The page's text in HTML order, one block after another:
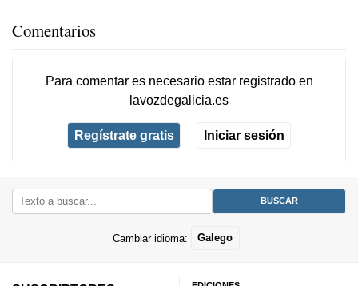
Comentarios
Para comentar es necesario estar registradoen
lavozdegalicia.es
Regístrate gratis Iniciar sesión
Cambiar idioma: Galego